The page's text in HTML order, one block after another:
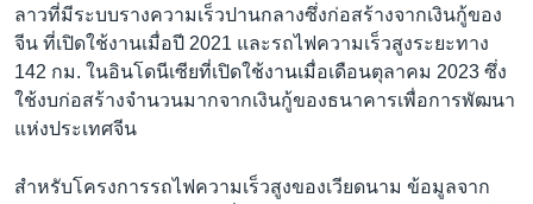
ลาวที่มีระบบรางความเร็วปานกลางซึ่งก่อสร้างจากเงินกู้ของ
จีน ที่เปิดใช้งานเมื่อปี 2021 และรถไฟความเร็วสูงระยะทาง
142 กม. ในอินโดนีเซียที่เปิดใช้งานเมื่อเดือนตุลาคม 2023 ซึ่ง
ใช้งบก่อสร้างจำนวนมากจากเงินกู้ของธนาคารเพื่อการพัฒนา
แห่งประเทศจีน
สำหรับโครงการรถไฟความเร็วสูงของเวียดนาม ข้อมูลจาก